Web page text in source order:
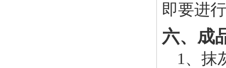
即要进
六、成
1、抹